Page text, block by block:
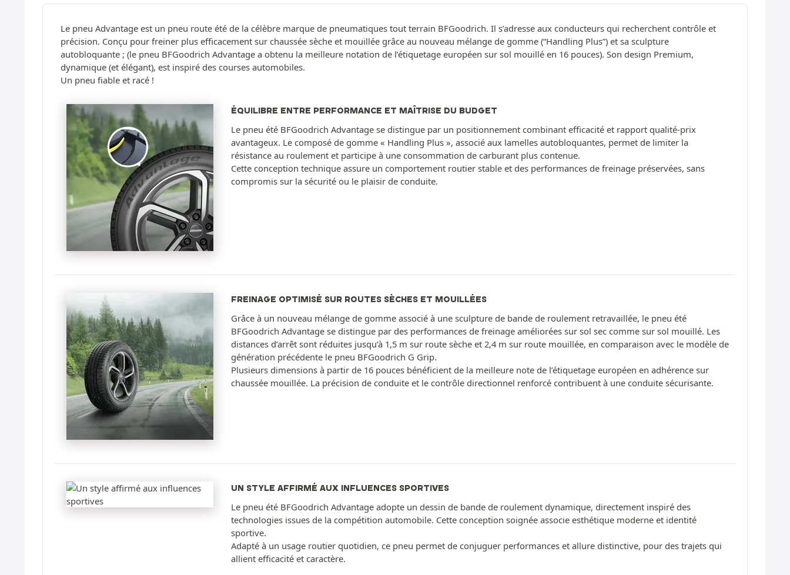
Le pneu Advantage est un pneu route été de la célèbre marque de pneumatiques tout terrain BFGoodrich. Il s’adresse aux conducteurs qui recherchent contrôle et
précision. Conçu pour freiner plus efficacement sur chaussée sèche et mouillée grâce au nouveau mélange de gomme (“Handling Plus”) et sa sculpture
autobloquante ; (le pneu BFGoodrich Advantage a obtenu la meilleure notation de l’étiquetage européen sur sol mouillé en 16 pouces). Son design Premium,
dynamique (et élégant), est inspiré des courses automobiles.
Un pneu fiable et racé !
ÉQUILIBRE ENTRE PERFORMANCE ET MAÎTRISE DU BUDGET
Le pneu été BFGoodrich Advantage se distingue par un positionnement combinant efficacité et rapport qualité-prix
avantageux. Le composé de gomme « Handling Plus », associé aux lamelles autobloquantes, permet de limiter la
résistance au roulement et participe à une consommation de carburant plus contenue.
Cette conception technique assure un comportement routier stable et des performances de freinage préservées, sans
compromis sur la sécurité ou le plaisir de conduite.
FREINAGE OPTIMISÉ SUR ROUTES SÈCHES ET MOUILLÉES
Grâce à un nouveau mélange de gomme associé à une sculpture de bande de roulement retravaillée, le pneu été
BFGoodrich Advantage se distingue par des performances de freinage améliorées sur sol sec comme sur sol mouillé. Les
distances d’arrêt sont réduites jusqu’à 1,5 m sur route sèche et 2,4 m sur route mouillée, en comparaison avec le modèle de
génération précédente le pneu BFGoodrich G Grip.
Plusieurs dimensions à partir de 16 pouces bénéficient de la meilleure note de l’étiquetage européen en adhérence sur
chaussée mouillée. La précision de conduite et le contrôle directionnel renforcé contribuent à une conduite sécurisante.
UN STYLE AFFIRMÉ AUX INFLUENCES SPORTIVES
Le pneu été BFGoodrich Advantage adopte un dessin de bande de roulement dynamique, directement inspiré des
technologies issues de la compétition automobile. Cette conception soignée associe esthétique moderne et identité
sportive.
Adapté à un usage routier quotidien, ce pneu permet de conjuguer performances et allure distinctive, pour des trajets qui
allient efficacité et caractère.